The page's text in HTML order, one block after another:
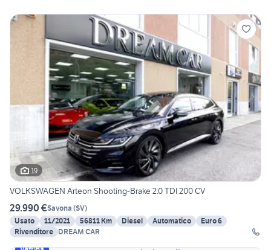
19
VOLKSWAGEN Arteon Shooting-Brake 2.0 TDI 200 CV
29.990 €Savona (SV)
Usato
11/2021 56811 Km Diesel Automatico
Euro 6
Rivenditore DREAM CAR